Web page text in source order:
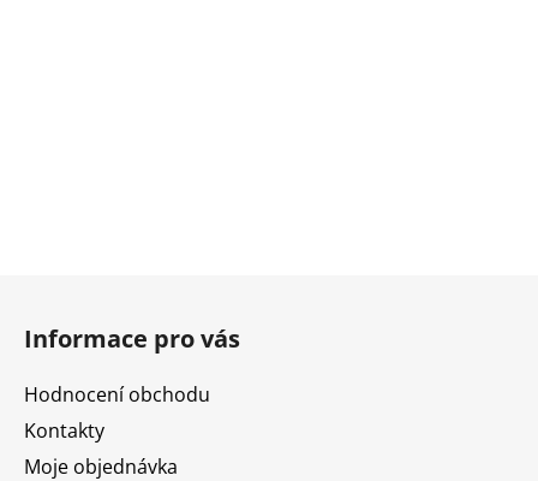
Informace pro vás
Hodnocení obchodu
Kontakty
Moje objednávka